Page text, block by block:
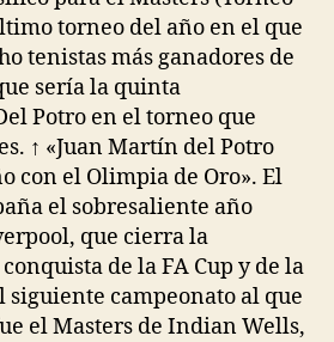
torneo del año en el que
tenistas más ganadores de
sería la quinta
Potro en el torneo que
↑ «Juan Martín del Potro
con el Olimpia de Oro». El
el sobresaliente año
que cierra la
de la FA Cup y de la
siguiente campeonato al que
el Masters de Indian Wells,